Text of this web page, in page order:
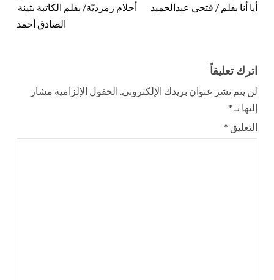
أيا أنا بقلم / فتحى عبدالحميد
أحلام زمرديّة/ بقلم الكاتبة بثينة
الصادق أحمد
اترك تعليقاً
لن يتم نشر عنوان بريدك الإلكتروني. الحقول الإلزامية مشار
إليها بـ *
التعليق *